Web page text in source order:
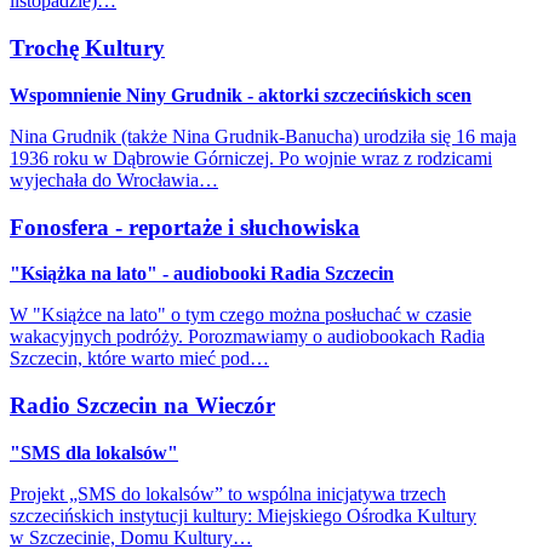
Trochę Kultury
Wspomnienie Niny Grudnik - aktorki szczecińskich scen
Nina Grudnik (także Nina Grudnik-Banucha) urodziła się 16 maja
1936 roku w Dąbrowie Górniczej. Po wojnie wraz z rodzicami
wyjechała do Wrocławia…
Fonosfera - reportaże i słuchowiska
"Książka na lato" - audiobooki Radia Szczecin
W "Książce na lato" o tym czego można posłuchać w czasie
wakacyjnych podróży. Porozmawiamy o audiobookach Radia
Szczecin, które warto mieć pod…
Radio Szczecin na Wieczór
"SMS dla lokalsów"
Projekt „SMS do lokalsów” to wspólna inicjatywa trzech
szczecińskich instytucji kultury: Miejskiego Ośrodka Kultury
w Szczecinie, Domu Kultury…